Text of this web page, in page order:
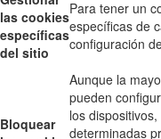
las cookies
específicas
del sitio
Para tener un
específicas de
configuración
Bloquear
Aunque la
pueden
los
determinadas